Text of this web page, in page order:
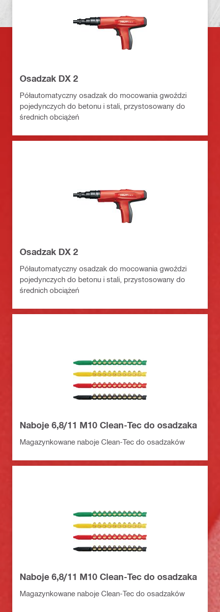
Osadzak DX 2
Półautomatyczny osadzak do mocowania gwoździ
pojedynczych do betonu i stali, przystosowany do
średnich obciążeń
Osadzak DX 2
Półautomatyczny osadzak do mocowania gwoździ
pojedynczych do betonu i stali, przystosowany do
średnich obciążeń
Naboje 6,8/11 M10 Clean-Tec do osadzaka
Magazynkowane naboje Clean-Tec do osadzaków
Naboje 6,8/11 M10 Clean-Tec do osadzaka
Magazynkowane naboje Clean-Tec do osadzaków